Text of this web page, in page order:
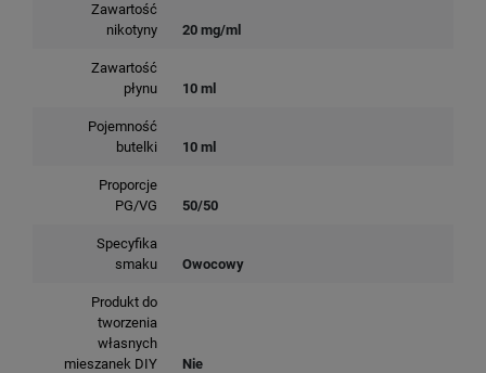
Zawartość
nikotyny
20 mg/ml
Zawartość
płynu
10 ml
Pojemność
butelki
10 ml
Proporcje
PG/VG
50/50
Specyfika
smaku
Owocowy
Produkt do
tworzenia
własnych
mieszanek DIY
Nie